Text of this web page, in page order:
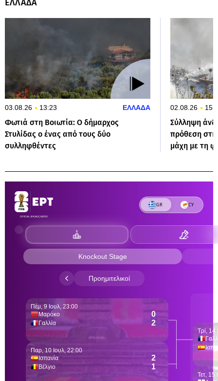
ΕΛΛΑΔΑ
03.08.26 13:23 ΕΛΛΑΔΑ
Φωτιά στη Βοιωτία: Ο δήμαρχος
Στυλίδας ο ένας από τους δύο
συλληφθέντες
02.08.26
Σύλληψη
πρόθεση
μάχη με τη